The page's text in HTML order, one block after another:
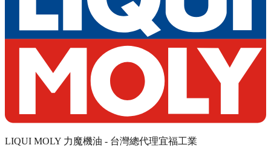
LIQUI MOLY 力魔機油 - 台灣總代理宜福工業